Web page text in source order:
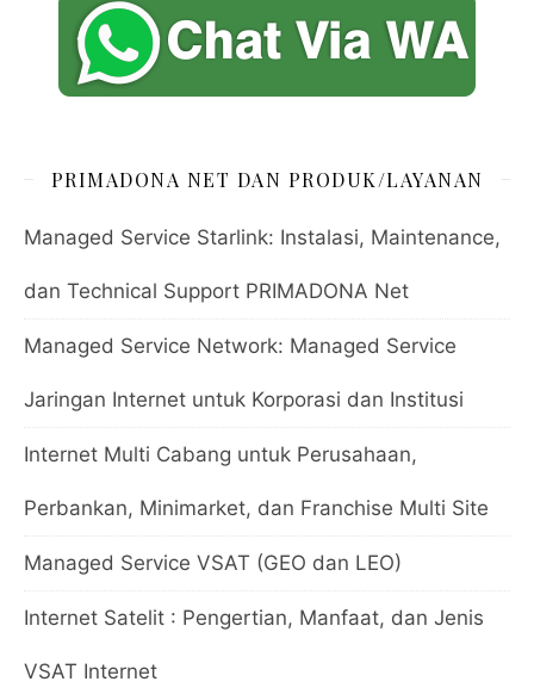
PRIMADONA NET DAN PRODUK/LAYANAN
Managed Service Starlink: Instalasi, Maintenance,
dan Technical Support PRIMADONA Net
Managed Service Network: Managed Service
Jaringan Internet untuk Korporasi dan Institusi
Internet Multi Cabang untuk Perusahaan,
Perbankan, Minimarket, dan Franchise Multi Site
Managed Service VSAT (GEO dan LEO)
Internet Satelit : Pengertian, Manfaat, dan Jenis
VSAT Internet